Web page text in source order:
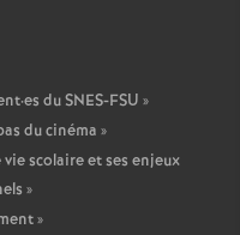
·es du SNES-FSU »
du cinéma »
scolaire et ses enjeux
»
»